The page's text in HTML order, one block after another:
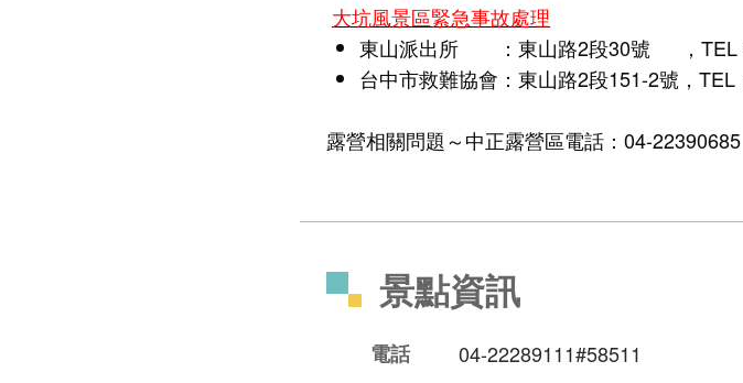
大坑風景區緊急事故處理
東山派出所
： 東山路2段30號 ， TEL
台中市救難協會：東山路2段151-2號，
露營相關問題～中正露營區電話：04-22390685
景點資訊
電話 04-22289111#58511